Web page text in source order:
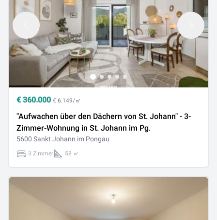
€ 360.000 € 6.149/㎡
"Aufwachen über den Dächern von St. Johann" - 3-
Zimmer-Wohnung in St. Johann im Pg.
5600 Sankt Johann im Pongau
3 Zimmer 58 ㎡